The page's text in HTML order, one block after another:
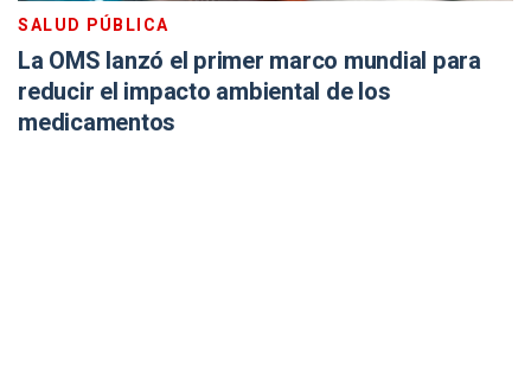
SALUD PÚBLICA
La OMS lanzó el primer marco mundial para
reducir el impacto ambiental de los
medicamentos